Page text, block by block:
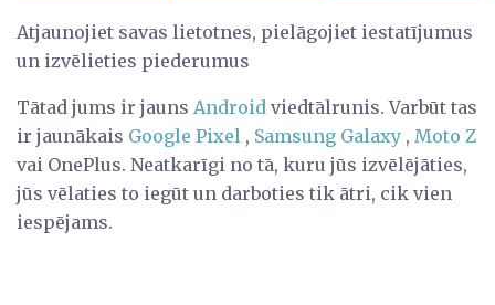
Atjaunojiet savas lietotnes, pielāgojiet iestatījumus
un izvēlieties piederumus
Tātad jums ir jauns Android viedtālrunis. Varbūt tas
ir jaunākais Google Pixel , Samsung Galaxy , Moto Z
vai OnePlus. Neatkarīgi no tā, kuru jūs izvēlējāties,
jūs vēlaties to iegūt un darboties tik ātri, cik vien
iespējams.